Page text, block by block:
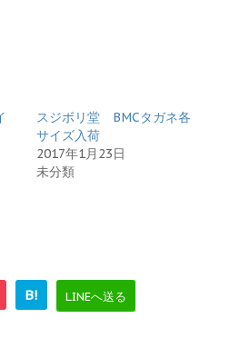
スジボリ堂 BMCタガネ各
サイズ入荷
2017年1月23日
未分類
B! LINEへ送る